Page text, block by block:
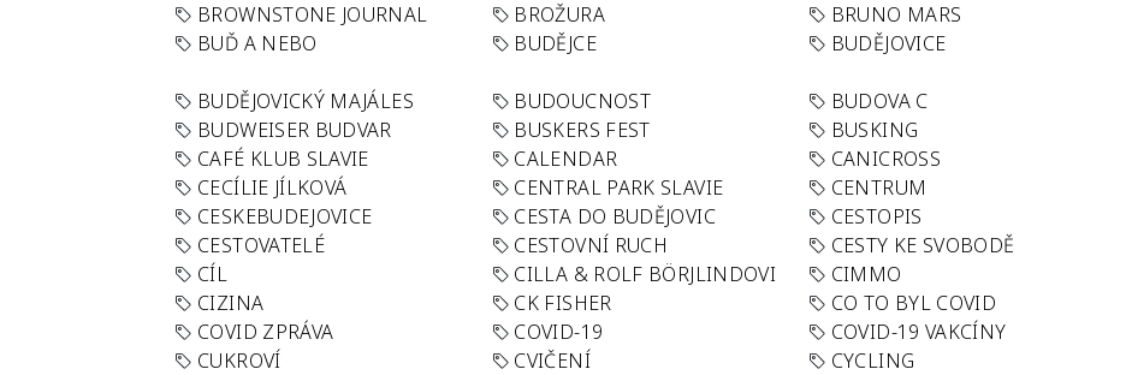
BROWNSTONE JOURNAL
BROŽURA BRUNO MARS
BUĎ A NEBO
BUDĚJCE BUDĚJOVICE
BUDĚJOVICKÝ MAJÁLES
BUDOUCNOST BUDOVA C
BUDWEISER BUDVAR
BUSKERS FEST BUSKING
CAFÉ KLUB SLAVIE
CALENDAR CANICROSS
CECÍLIE JÍLKOVÁ
CENTRAL PARK SLAVIE CENTRUM
CESKEBUDEJOVICE
CESTA DO BUDĚJOVIC CESTOPIS
CESTOVATELÉ
CESTOVNÍ RUCH CESTY KE SVOBODĚ
CÍL
CILLA & ROLF BÖRJLINDOVI CIMMO
CIZINA
CK FISHER CO TO BYL COVID
COVID ZPRÁVA
COVID-19 COVID-19 VAKCÍNY
CUKROVÍ
CVIČENÍ CYCLING